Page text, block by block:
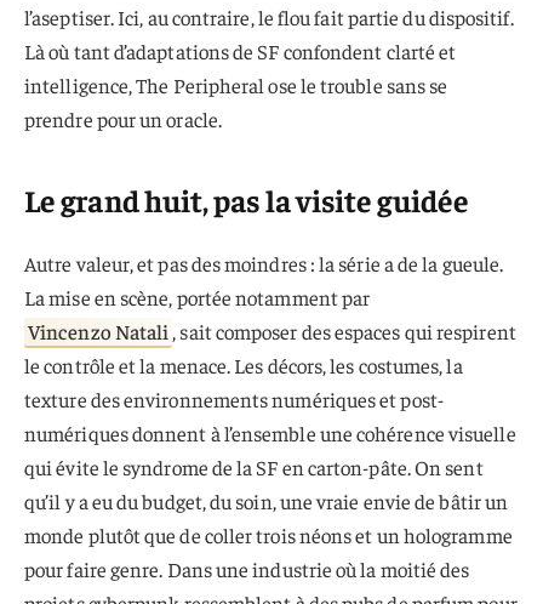
l’aseptiser. Ici, au contraire, le flou fait partie du dispositif.
Là où tant d’adaptations de SF confondent clarté et
intelligence, The Peripheral ose le trouble sans se
prendre pour un oracle.
Le grand huit, pas la visite guidée
Autre valeur, et pas des moindres : la série a de la gueule.
La mise en scène, portée notamment par
Vincenzo Natali, sait composer des espaces qui respirent
le contrôle et la menace. Les décors, les costumes, la
texture des environnements numériques et post-
numériques donnent à l’ensemble une cohérence visuelle
qui évite le syndrome de la SF en carton-pâte. On sent
qu’il y a eu du budget, du soin, une vraie envie de bâtir un
monde plutôt que de coller trois néons et un hologramme
pour faire genre. Dans une industrie où la moitié des